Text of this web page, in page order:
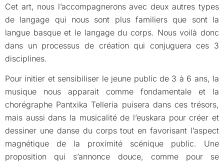
Cet art, nous l’accompagnerons avec deux autres types
de langage qui nous sont plus familiers que sont la
langue basque et le langage du corps. Nous voilà donc
dans un processus de création qui conjuguera ces 3
disciplines.
Pour initier et sensibiliser le jeune public de 3 à 6 ans, la
musique nous apparait comme fondamentale et la
chorégraphe Pantxika Telleria puisera dans ces trésors,
mais aussi dans la musicalité de l’euskara pour créer et
dessiner une danse du corps tout en favorisant l’aspect
magnétique de la proximité scénique public. Une
proposition qui s’annonce douce, comme pour se